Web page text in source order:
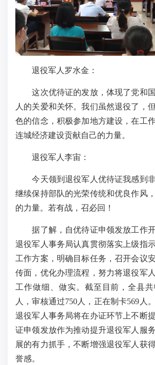
退役军人罗水金：
这次优待证的发放，体现了党和国
人的关爱和关怀。我们虽然退役了，
色的信念，积极参加地方建设，在工
连城经济建设贡献自己的力量。
退役军人李宙：
今天领到退役军人优待证我感到非
继续保持部队的光荣传统和优良作风
的力量。若有战，召必回！
据了解，自优待证申领发放工作开
退役军人事务局认真贯彻落实上级指
工作方案，明确目标任务，召开会议
传面，优化办理流程，努力将退役军
工作做细、做实。截至目前，全县共
人，审核通过750人，正在制卡569人
退役军人事务局将在办证环节上不断
证申领发放作为推动提升退役军人服
展的有力抓手，不断增强退役军人获
誉感。